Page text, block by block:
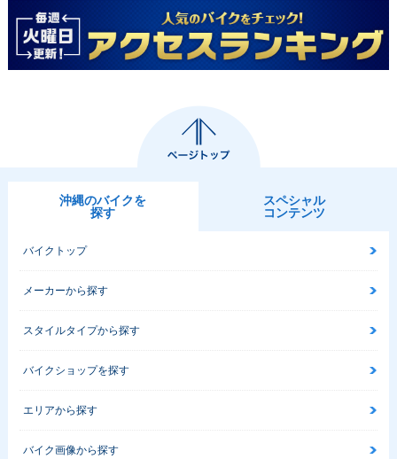
沖縄のバイクを
探す
スペシャル
コンテンツ
バイクトップ
メーカーから探す
スタイルタイプから探す
バイクショップを探す
エリアから探す
バイク画像から探す